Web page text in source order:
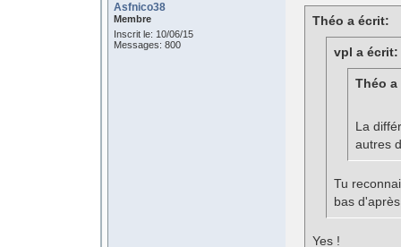
Asfnico38
Membre
Inscrit le: 10/06/15
Messages: 800
Théo a écrit:
vpl a écrit:
Théo
La
autres
Tu
bas
Yes !